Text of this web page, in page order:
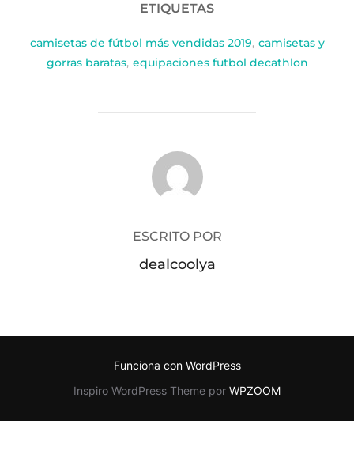
ETIQUETAS
camisetas de fútbol más vendidas 2019, camisetas y
gorras baratas, equipaciones futbol decathlon
AUTOR DE LA PUBLICACIÓN
ESCRITO POR
dealcoolya
Funciona con WordPress
Inspiro WordPress Theme por WPZOOM